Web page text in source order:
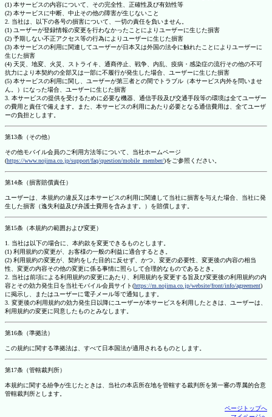
(1) 本サービスの内容について、その完全性、正確性及び有効性等
(2) 本サービスに中断、中止その他の障害が生じないこと
2. 当社は、以下の各号の損害について、一切の責任を負いません。
(1) ユーザーが登録情報の変更を行わなかったことによりユーザーに生じた損害
(2) 予期しない不正アクセス等の行為によりユーザーに生じた損害
(3) 本サービスの利用に関連してユーザーが日本又は外国の法令に触れたことによりユーザーに
生じた損害
(4) 天災、地変、火災、ストライキ、通商停止、戦争、内乱、疫病・感染症の流行その他の不可
抗力により本契約の全部又は一部に不履行が発生した場合、ユーザーに生じた損害
(5) 本サービスの利用に関し、ユーザーが第三者との間でトラブル（本サービス内外を問いませ
ん。）になった場合、ユーザーに生じた損害
3. 本サービスの提供を受けるために必要な機器、通信手段及び交通手段等の環境は全てユーザー
の費用と責任で備えます。また、本サービスの利用にあたり必要となる通信費用は、全てユーザ
ーの負担とします。
第13条（その他）
その他モバイル会員のご利用方法等について、当社ホームページ
(https://www.nojima.co.jp/support/faq/question/mobile_member/)をご参照ください。
第14条（損害賠償責任）
ユーザーは、本規約の違反又は本サービスの利用に関連して当社に損害を与えた場合、当社に発
生した損害（逸失利益及び弁護士費用を含みます。）を賠償します。
第15条（本規約の範囲および変更）
1. 当社は以下の場合に、本約款を変更できるものとします。
(1) 利用規約の変更が、お客様の一般の利益に適合するとき。
(2) 利用規約の変更が、契約をした目的に反せず、かつ、変更の必要性、変更後の内容の相当
性、変更の内容その他の変更に係る事情に照らして合理的なものであるとき。
2. 当社は前項による利用規約の変更にあたり、利用規約を変更する旨及び変更後の利用規約の内
容とその効力発生日を当社モバイル会員サイト(https://m.nojima.co.jp/website/front/info/agreement)
に掲示し、またはユーザーに電子メール等で通知します。
3. 変更後の利用規約の効力発生日以降にユーザーが本サービスを利用したときは、ユーザーは、
利用規約の変更に同意したものとみなします。
第16条（準拠法）
この規約に関する準拠法は、すべて日本国法が適用されるものとします。
第17条（管轄裁判所）
本規約に関する紛争が生じたときは、当社の本店所在地を管轄する裁判所を第一審の専属的合意
管轄裁判所とします。
ページトップへ